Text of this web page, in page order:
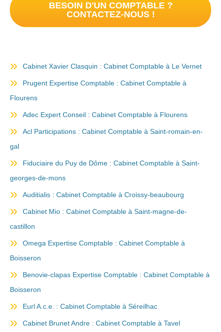
BESOIN D'UN COMPTABLE ?
CONTACTEZ-NOUS !
Cabinet Xavier Clasquin : Cabinet Comptable à Le Vernet
Prugent Expertise Comptable : Cabinet Comptable à
Flourens
Adec Expert Conseil : Cabinet Comptable à Flourens
Acl Participations : Cabinet Comptable à Saint-romain-en-
gal
Fiduciaire du Puy de Dôme : Cabinet Comptable à Saint-
georges-de-mons
Auditialis : Cabinet Comptable à Croissy-beaubourg
Cabinet Mio : Cabinet Comptable à Saint-magne-de-
castillon
Omega Expertise Comptable : Cabinet Comptable à
Boisseron
Benovie-clapas Expertise Comptable : Cabinet Comptable à
Boisseron
Eurl A.c.e. : Cabinet Comptable à Séreilhac
Cabinet Brunet Andre : Cabinet Comptable à Tavel